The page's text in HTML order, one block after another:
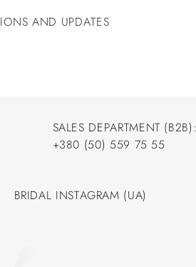
AND UPDATES
SALES DEPARTMENT (B2B):
+380 (50) 559 75 55
BRIDAL INSTAGRAM (UA)